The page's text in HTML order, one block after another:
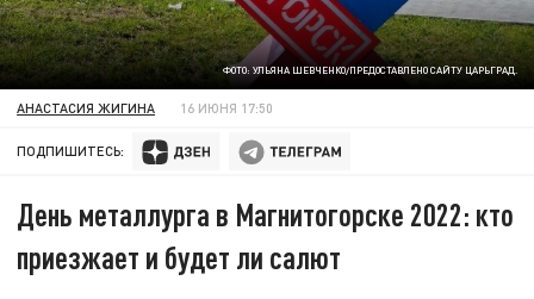
ФОТО: УЛЬЯНА ШЕВЧЕНКО/ПРЕДОСТАВЛЕНО САЙТУ ЦАРЬГРАД.
АНАСТАСИЯ ЖИГИНА 16 ИЮНЯ 17:50
ПОДПИШИТЕСЬ:
День металлурга в Магнитогорске 2022: кто
приезжает и будет ли салют